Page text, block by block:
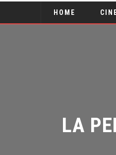
HOME
LA